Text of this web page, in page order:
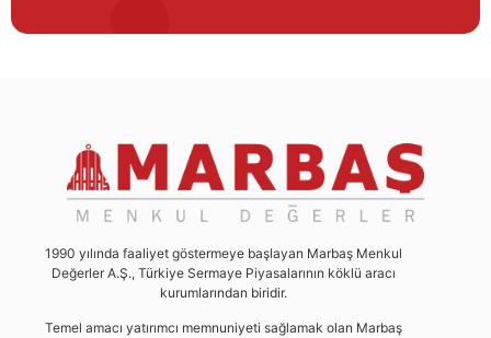
1990 yılında faaliyet göstermeye başlayan Marbaş Menkul
Değerler A.Ş., Türkiye Sermaye Piyasalarının köklü aracı
kurumlarından biridir.
Temel amacı yatırımcı memnuniyeti sağlamak olan Marbaş